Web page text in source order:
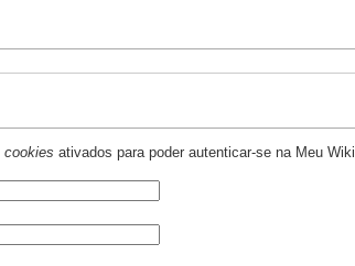
cookies ativados para poder autenticar-se na Meu Wiki.